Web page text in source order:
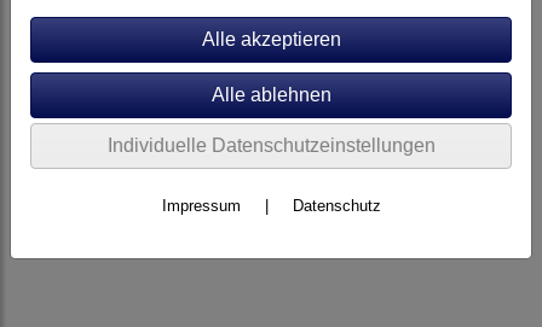
Individuelle Datenschutzeinstellungen
Impressum Datenschutz